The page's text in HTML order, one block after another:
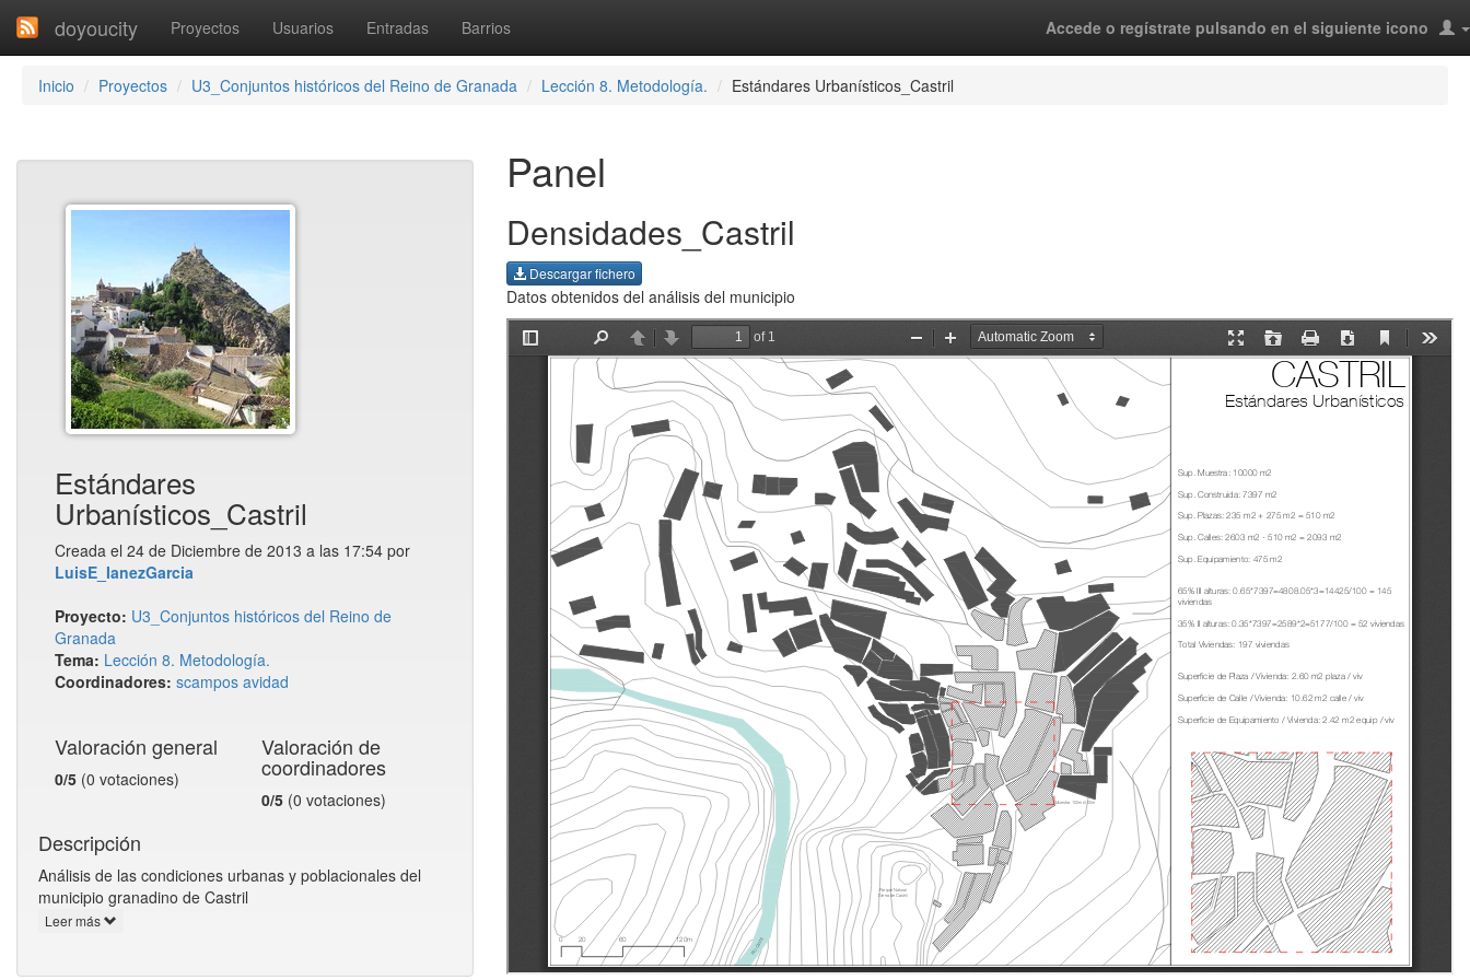
doyoucity Proyectos Usuarios Entradas Barrios Accede o regístrate pulsando en el siguiente icono
Inicio Proyectos U3_Conjuntos históricos del Reino de Granada Lección 8. Metodología. Estándares Urbanísticos_Castril
Estándares
Urbanísticos_Castril
Creada el 24 de Diciembre de 2013 a las 17:54 por
LuisE_IanezGarcia
Proyecto: U3_Conjuntos históricos del Reino de
Granada
Tema: Lección 8. Metodología.
Coordinadores: scampos avidad
Valoración general
0/5 (0 votaciones)
Valoración de
coordinadores
0/5 (0 votaciones)
Descripción
Análisis de las condiciones urbanas y poblacionales del
municipio granadino de Castril
Leer más
Panel
Densidades_Castril
Descargar fichero
Datos obtenidos del análisis del municipio